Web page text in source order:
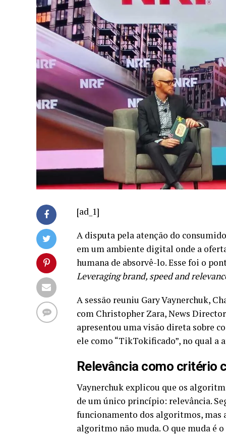
[ad_1]
A disputa pela atenção do
em um ambiente digital onde a
humana de absorvê-lo. Esse foi o
Leveraging brand, speed and
A sessão reuniu Gary Vaynerchuk,
com Christopher Zara, News
apresentou uma visão direta sobre
ele como “TikTokificado”, no qual a
Relevância como critério
Vaynerchuk explicou que os
de um único princípio: relevância.
funcionamento dos algoritmos, mas
algoritmo não muda. O que muda é